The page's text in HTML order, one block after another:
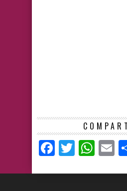
Facebook
Twitter